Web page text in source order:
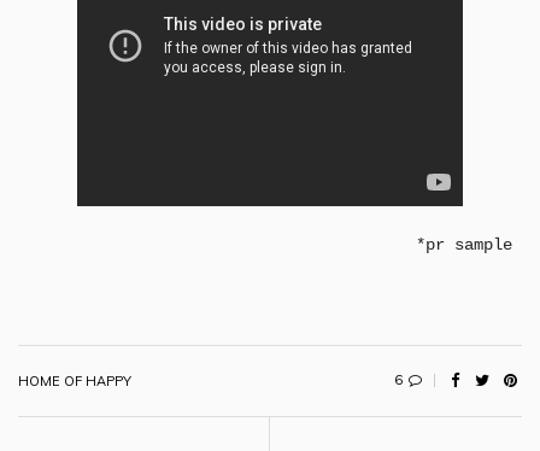
*pr sample
HOME OF HAPPY 6